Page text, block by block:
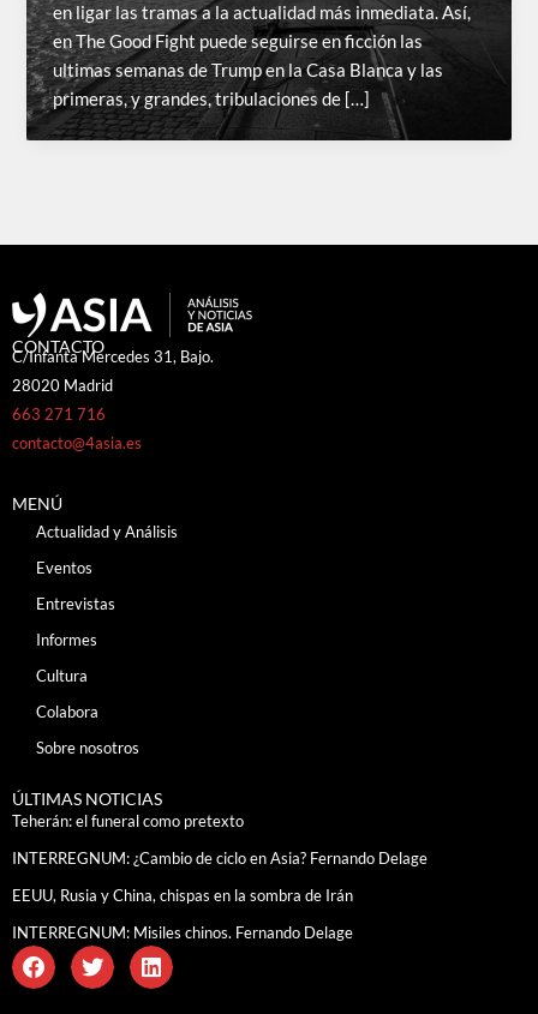
en ligar las tramas a la actualidad más inmediata. Así,
en The Good Fight puede seguirse en ficción las
ultimas semanas de Trump en la Casa Blanca y las
primeras, y grandes, tribulaciones de […]
CONTACTO
C/Infanta Mercedes 31, Bajo.
28020 Madrid
663 271 716
contacto@4asia.es
MENÚ
Actualidad y Análisis
Eventos
Entrevistas
Informes
Cultura
Colabora
Sobre nosotros
ÚLTIMAS NOTICIAS
Teherán: el funeral como pretexto
INTERREGNUM: ¿Cambio de ciclo en Asia? Fernando Delage
EEUU, Rusia y China, chispas en la sombra de Irán
INTERREGNUM: Misiles chinos. Fernando Delage